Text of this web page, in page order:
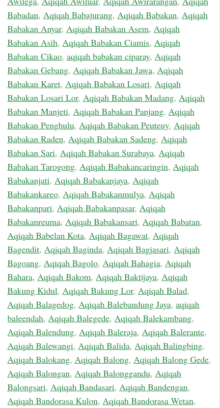
Babadan, Aqiqah Babajurang, Aqiqah Babakan, Aqiqah
Babakan Anyar, Aqiqah Babakan Asem, Aqiqah
Babakan Asih, Aqiqah Babakan Ciamis, Aqiqah
Babakan Cikao, aqiqah babakan ciparay, Aqiqah
Babakan Gebang, Aqiqah Babakan Jawa, Aqiqah
Babakan Karet, Aqiqah Babakan Losari, Aqiqah
Babakan Losari Lor, Aqiqah Babakan Madang, Aqiqah
Babakan Manjeti, Aqiqah Babakan Panjang, Aqiqah
Babakan Penghulu, Aqiqah Babakan Peuteuy, Aqiqah
Babakan Raden, Aqiqah Babakan Sadeng, Aqiqah
Babakan Sari, Aqiqah Babakan Surabaya, Aqiqah
Babakan Tarogong, Aqiqah Babakancaringin, Aqiqah
Babakanjati, Aqiqah Babakanjaya, Aqiqah
Babakankareo, Aqiqah Babakanmulya, Aqiqah
Babakanpari, Aqiqah Babakanpasar, Aqiqah
Babakanreuma, Aqiqah Babakansari, Aqiqah Babatan,
Aqiqah Babelan Kota, Aqiqah Bagawat, Aqiqah
Bagendit, Aqiqah Baginda, Aqiqah Bagjasari, Aqiqah
Bagoang, Aqiqah Bagolo, Aqiqah Bahagia, Aqiqah
Bahara, Aqiqah Bakom, Aqiqah Baktijaya, Aqiqah
Bakung Kidul, Aqiqah Bakung Lor, Aqiqah Balad,
Aqiqah Balagedog, Aqiqah Balebandung Jaya, aqiqah
baleendah, Aqiqah Balegede, Aqiqah Balekambang,
Aqiqah Balendung, Aqiqah Baleraja, Aqiqah Balerante,
Aqiqah Balewangi, Aqiqah Balida, Aqiqah Balingbing,
Aqiqah Balokang, Aqiqah Balong, Aqiqah Balong Gede,
Aqiqah Balongan, Aqiqah Balonggandu, Aqiqah
Balongsari, Aqiqah Bandasari, Aqiqah Bandengan,
Aqiqah Bandorasa Kulon, Aqiqah Bandorasa Wetan,